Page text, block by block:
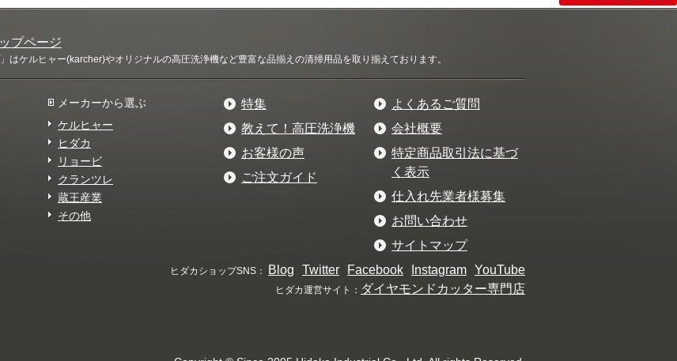
プページ
はケルヒャー(karcher)やオリジナルの高圧洗浄機など豊富な品揃えの清掃用品を取り揃えております。
メーカーから選ぶ
ケルヒャー
ヒダカ
リョービ
クランツレ
蔵王産業
その他
特集
教えて！高圧洗浄機
お客様の声
ご注文ガイド
よくあるご質問
会社概要
特定商品取引法に基づ
く表示
仕入れ先業者様募集
お問い合わせ
サイトマップ
ヒダカショップSNS： Blog Twitter Facebook Instagram YouTube
ヒダカ運営サイト： ダイヤモンドカッター専門店